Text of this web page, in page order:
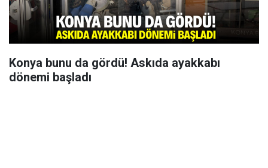
Konya bunu da gördü! Askıda ayakkabı
dönemi başladı